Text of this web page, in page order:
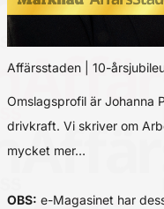
Affärsstaden | 10-
Omslagsprofil är Johanna
drivkraft. Vi skriver om
mycket mer…
OBS: e-Magasinet har